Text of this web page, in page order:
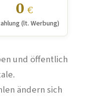
0 €
(lt. Werbung)
und öffentlich
ändern sich